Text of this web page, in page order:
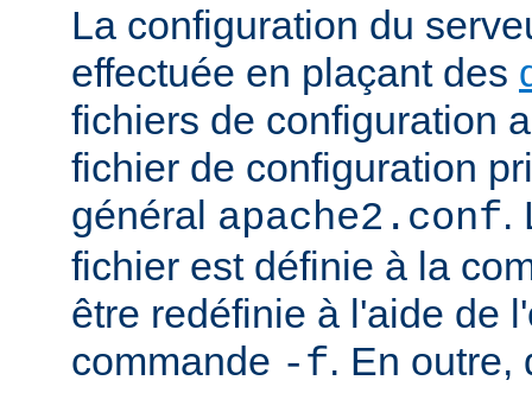
La configuration du
effectuée en plaçant des
fichiers de configuration
fichier de configuration
général apache2.conf.
fichier est définie à la
être redéfinie à l'aide de
commande -f. En outre,